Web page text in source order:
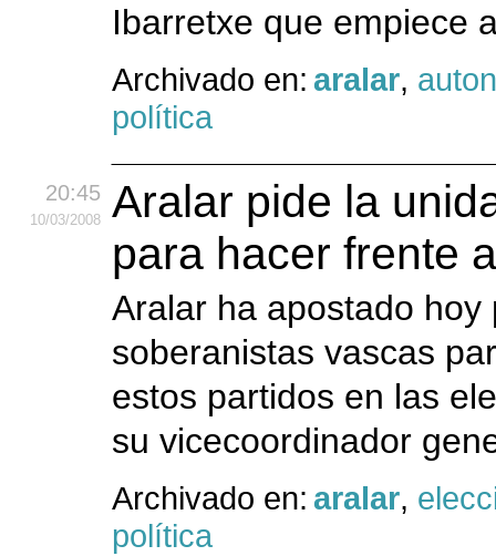
Ibarretxe que empiece
Archivado en: aralar,
política
20:45
10/03/2008
Aralar pide la
para hacer frente
Aralar ha apostado
soberanistas vascas
estos partidos en las
su vicecoordinador
Archivado en: aralar,
política